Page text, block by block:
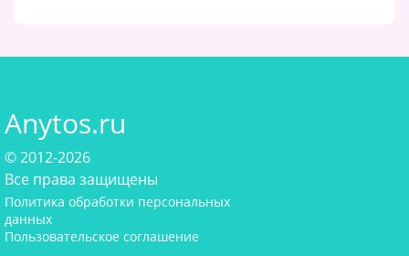
Anytos.ru
© 2012-2026
Все права защищены
Политика обработки персональных
данных
Пользовательское соглашение